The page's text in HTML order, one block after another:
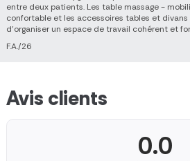
entre deux patients. Les table massage -
confortable et les accessoires tables et
d'organiser un espace de travail cohérent et
F.A./26
Avis clients
0.0